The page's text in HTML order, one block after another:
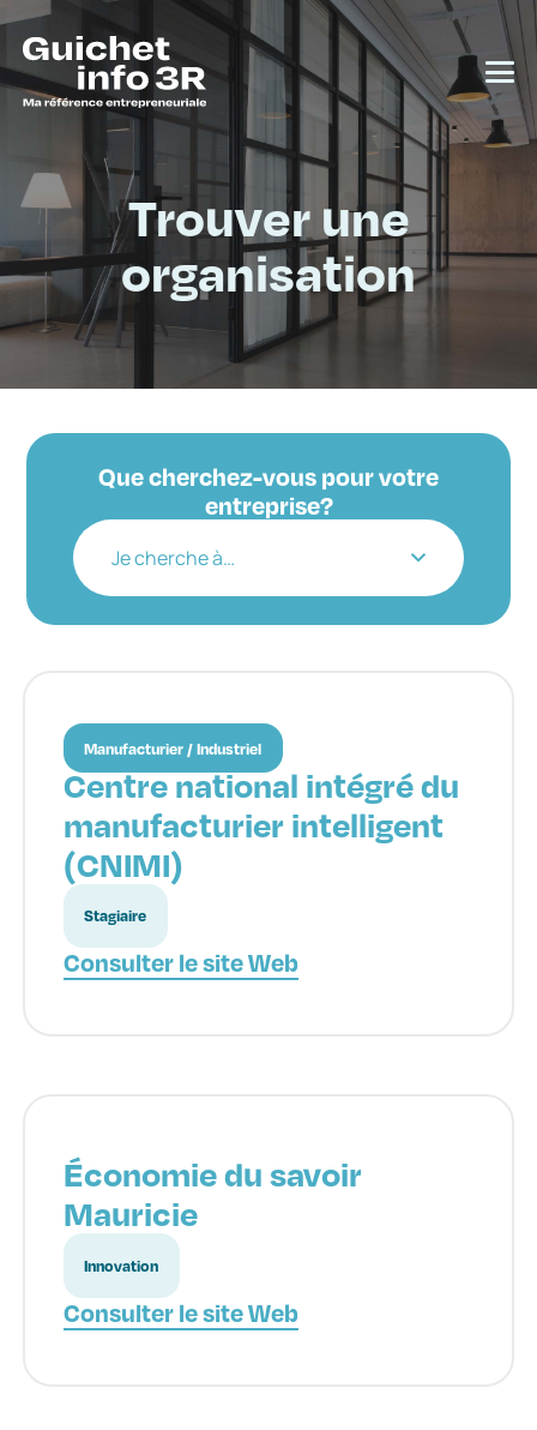
Trouver une
organisation
Que cherchez-vous pour votre
entreprise?
Je cherche à…
Manufacturier / Industriel
Centre national intégré du
manufacturier intelligent
(CNIMI)
Stagiaire
Consulter le site Web
Économie du savoir
Mauricie
Innovation
Consulter le site Web